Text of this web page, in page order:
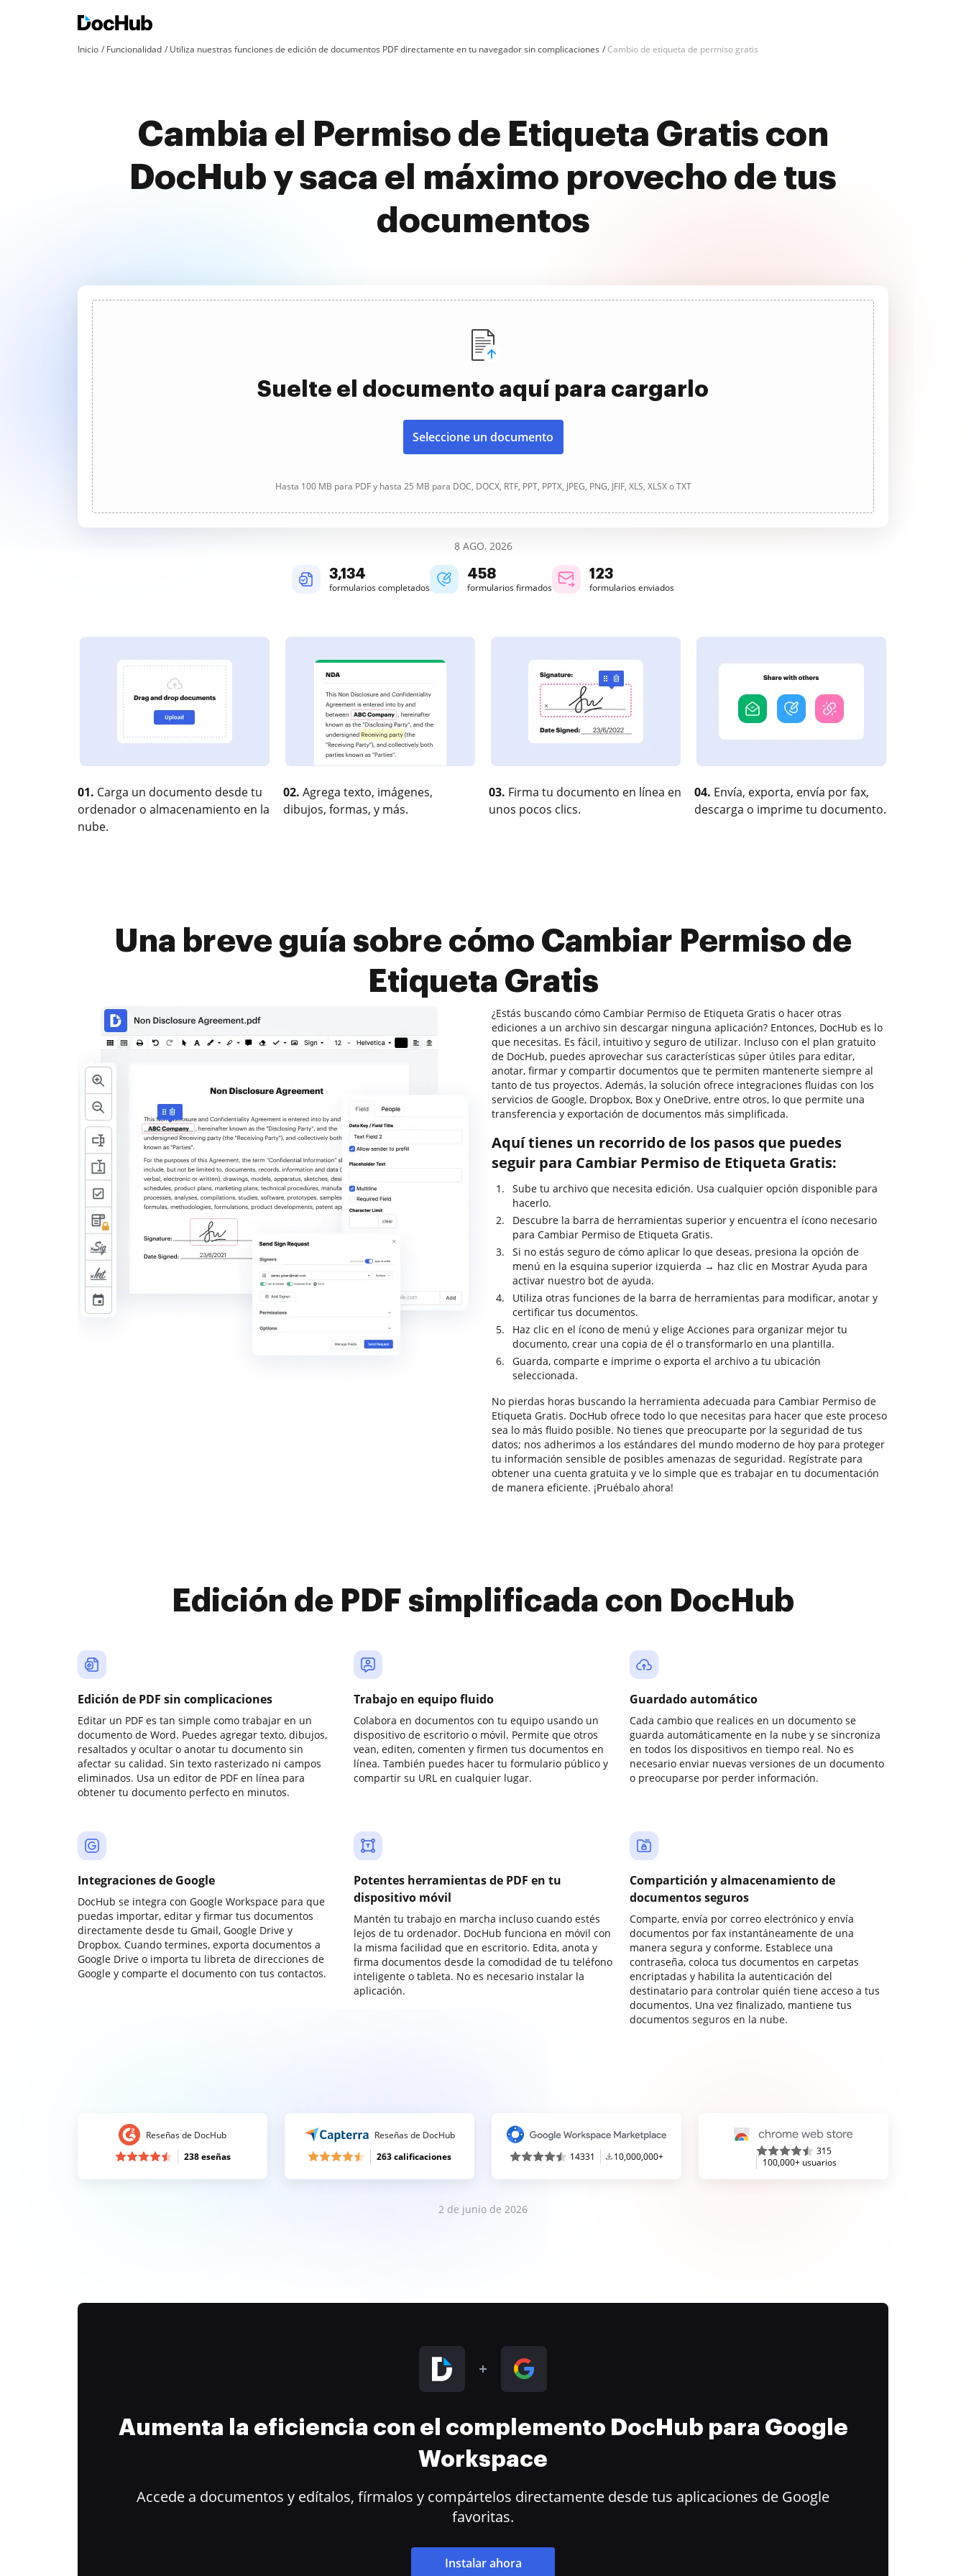
Inicio Funcionalidad Utiliza nuestras funciones de edición de documentos PDF directamente en tu navegador sin complicaciones Cambio de etiqueta de permiso gratis
Cambia el Permiso de Etiqueta Gratis con
DocHub y saca el máximo provecho de tus
documentos
Suelte el documento aquí para cargarlo
Seleccione un documento
Hasta 100 MB para PDF y hasta 25 MB para DOC, DOCX, RTF, PPT, PPTX, JPEG, PNG, JFIF, XLS, XLSX o TXT
8 AGO, 2026
3,134
formularios completados
458
formularios firmados
123
formularios enviados
01. Carga un documento desde tu
ordenador o almacenamiento en la
nube.
02. Agrega texto, imágenes,
dibujos, formas, y más.
03. Firma tu documento en línea en
unos pocos clics.
04. Envía, exporta, envía por fax,
descarga o imprime tu documento.
Una breve guía sobre cómo Cambiar Permiso de
Etiqueta Gratis
¿Estás buscando cómo Cambiar Permiso de Etiqueta Gratis o hacer otras
ediciones a un archivo sin descargar ninguna aplicación? Entonces, DocHub es lo
que necesitas. Es fácil, intuitivo y seguro de utilizar. Incluso con el plan gratuito
de DocHub, puedes aprovechar sus características súper útiles para editar,
anotar, firmar y compartir documentos que te permiten mantenerte siempre al
tanto de tus proyectos. Además, la solución ofrece integraciones fluidas con los
servicios de Google, Dropbox, Box y OneDrive, entre otros, lo que permite una
transferencia y exportación de documentos más simplificada.
Aquí tienes un recorrido de los pasos que puedes
seguir para Cambiar Permiso de Etiqueta Gratis:
Sube tu archivo que necesita edición. Usa cualquier opción disponible para
hacerlo.
Descubre la barra de herramientas superior y encuentra el ícono necesario
para Cambiar Permiso de Etiqueta Gratis.
Si no estás seguro de cómo aplicar lo que deseas, presiona la opción de
menú en la esquina superior izquierda → haz clic en Mostrar Ayuda para
activar nuestro bot de ayuda.
Utiliza otras funciones de la barra de herramientas para modificar, anotar y
certificar tus documentos.
Haz clic en el ícono de menú y elige Acciones para organizar mejor tu
documento, crear una copia de él o transformarlo en una plantilla.
Guarda, comparte e imprime o exporta el archivo a tu ubicación
seleccionada.
No pierdas horas buscando la herramienta adecuada para Cambiar Permiso de
Etiqueta Gratis. DocHub ofrece todo lo que necesitas para hacer que este proceso
sea lo más fluido posible. No tienes que preocuparte por la seguridad de tus
datos; nos adherimos a los estándares del mundo moderno de hoy para proteger
tu información sensible de posibles amenazas de seguridad. Regístrate para
obtener una cuenta gratuita y ve lo simple que es trabajar en tu documentación
de manera eficiente. ¡Pruébalo ahora!
Edición de PDF simplificada con DocHub
Edición de PDF sin complicaciones
Editar un PDF es tan simple como trabajar en un
documento de Word. Puedes agregar texto, dibujos,
resaltados y ocultar o anotar tu documento sin
afectar su calidad. Sin texto rasterizado ni campos
eliminados. Usa un editor de PDF en línea para
obtener tu documento perfecto en minutos.
Trabajo en equipo fluido
Colabora en documentos con tu equipo usando un
dispositivo de escritorio o móvil. Permite que otros
vean, editen, comenten y firmen tus documentos en
línea. También puedes hacer tu formulario público y
compartir su URL en cualquier lugar.
Guardado automático
Cada cambio que realices en un documento se
guarda automáticamente en la nube y se sincroniza
en todos los dispositivos en tiempo real. No es
necesario enviar nuevas versiones de un documento
o preocuparse por perder información.
Integraciones de Google
DocHub se integra con Google Workspace para que
puedas importar, editar y firmar tus documentos
directamente desde tu Gmail, Google Drive y
Dropbox. Cuando termines, exporta documentos a
Google Drive o importa tu libreta de direcciones de
Google y comparte el documento con tus contactos.
Potentes herramientas de PDF en tu
dispositivo móvil
Mantén tu trabajo en marcha incluso cuando estés
lejos de tu ordenador. DocHub funciona en móvil con
la misma facilidad que en escritorio. Edita, anota y
firma documentos desde la comodidad de tu teléfono
inteligente o tableta. No es necesario instalar la
aplicación.
Compartición y almacenamiento de
documentos seguros
Comparte, envía por correo electrónico y envía
documentos por fax instantáneamente de una
manera segura y conforme. Establece una
contraseña, coloca tus documentos en carpetas
encriptadas y habilita la autenticación del
destinatario para controlar quién tiene acceso a tus
documentos. Una vez finalizado, mantiene tus
documentos seguros en la nube.
Reseñas de DocHub
238 eseñas
Reseñas de DocHub
263 calificaciones
14331 10,000,000+
315
100,000+ usuarios
2 de junio de 2026
Aumenta la eficiencia con el complemento DocHub para Google
Workspace
Accede a documentos y edítalos, fírmalos y compártelos directamente desde tus aplicaciones de Google
favoritas.
Instalar ahora